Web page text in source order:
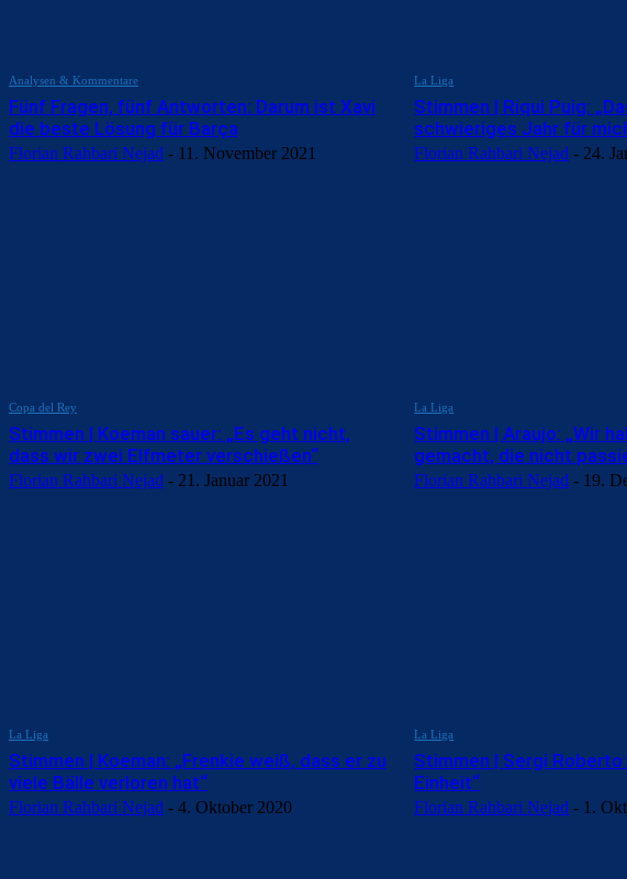
Analysen & Kommentare
Fünf Fragen, fünf Antworten: Darum ist Xavi
die beste Lösung für Barça
Florian Rahbari Nejad - 11. November 2021
La Liga
Stimmen | Riqui Puig:
schwieriges Jahr für
Florian Rahbari Nejad - 24.
Copa del Rey
Stimmen | Koeman sauer: „Es geht nicht,
dass wir zwei Elfmeter verschießen“
Florian Rahbari Nejad - 21. Januar 2021
La Liga
Stimmen | Araujo: „Wir
gemacht, die nicht
Florian Rahbari Nejad - 19.
La Liga
Stimmen | Koeman: „Frenkie weiß, dass er zu
viele Bälle verloren hat“
Florian Rahbari Nejad - 4. Oktober 2020
La Liga
Stimmen | Sergi
Einheit“
Florian Rahbari Nejad - 1.